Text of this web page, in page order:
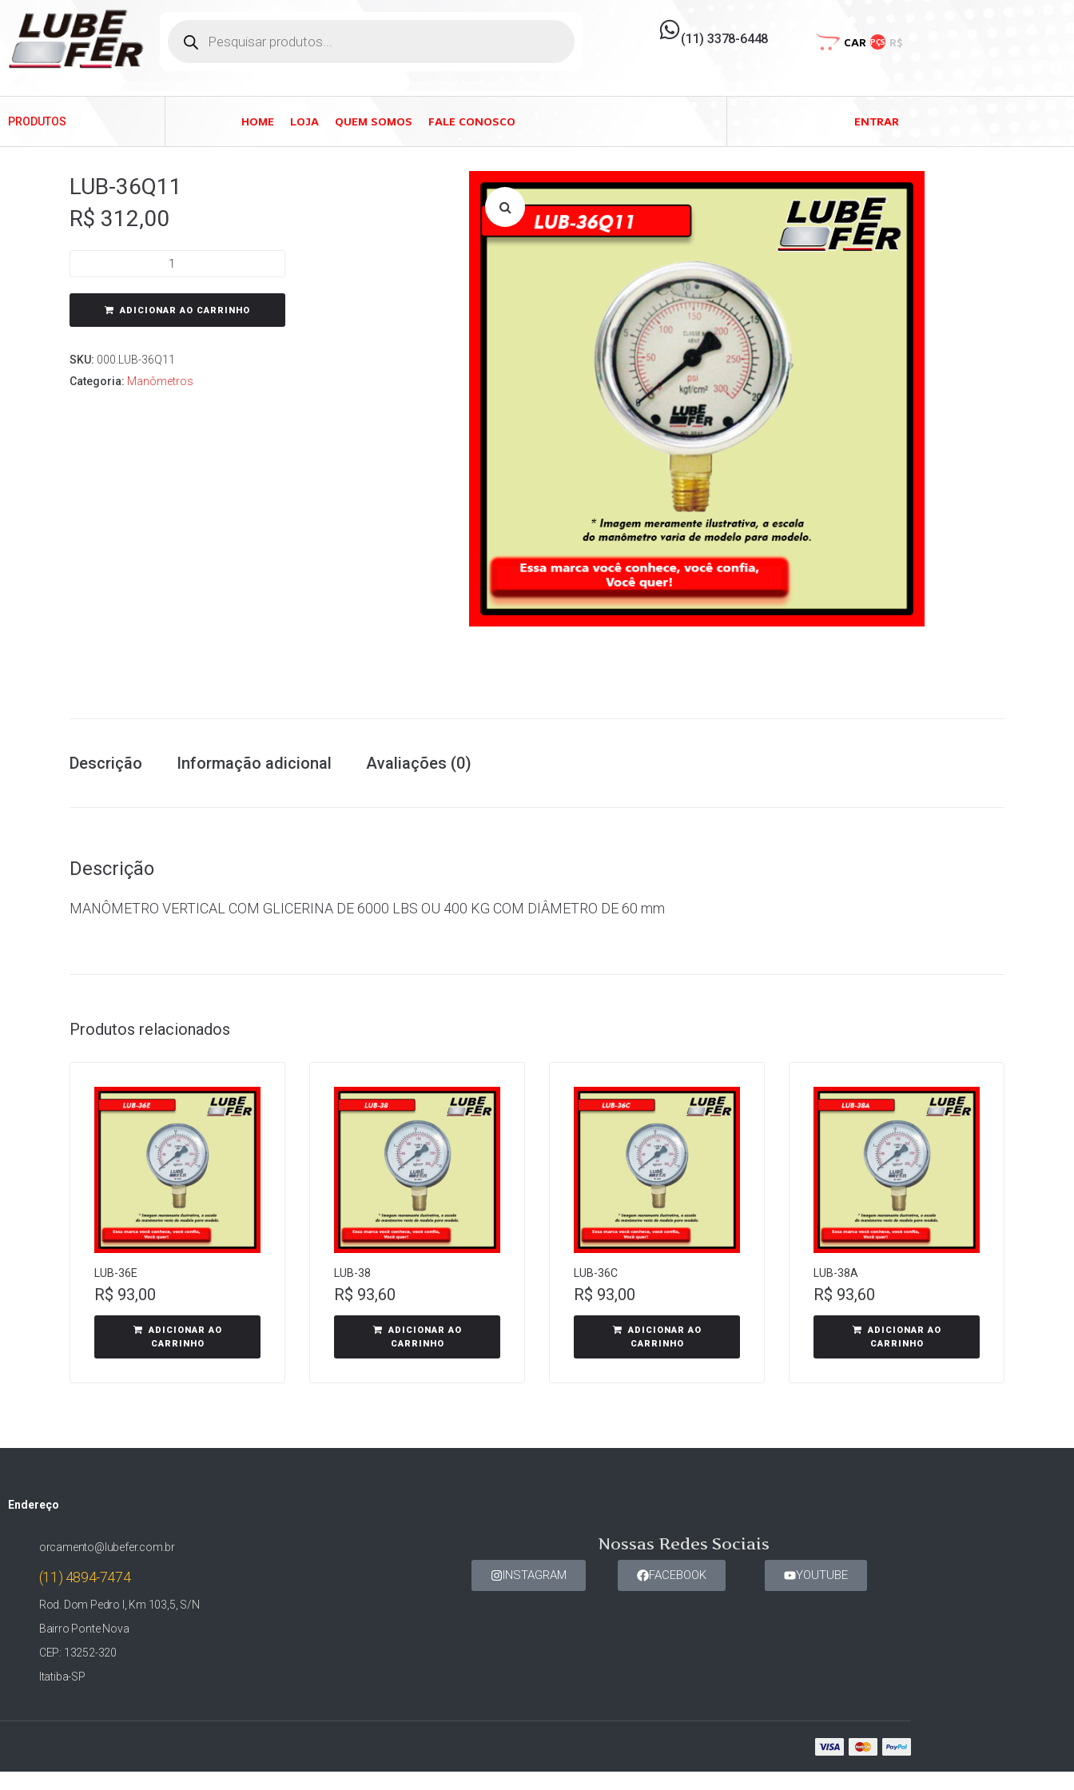
(11) 3378-6448 CAR PÇS R$
PRODUTOS HOME LOJA QUEM SOMOS FALE CONOSCO ENTRAR
LUB-36Q11
R$ 312,00
ADICIONAR AO CARRINHO
SKU: 000.LUB-36Q11
Categoria: Manômetros
Descrição Informação adicional Avaliações (0)
Descrição
MANÔMETRO VERTICAL COM GLICERINA DE 6000 LBS OU 400 KG COM DIÂMETRO DE 60 mm
Produtos relacionados
LUB-36E
R$ 93,00
ADICIONAR AO
CARRINHO
LUB-38
R$ 93,60
ADICIONAR AO
CARRINHO
LUB-36C
R$ 93,00
ADICIONAR AO
CARRINHO
LUB-38A
R$ 93,60
ADICIONAR AO
CARRINHO
Endereço
orcamento@lubefer.com.br
(11) 4894-7474
Rod. Dom Pedro I, Km 103,5, S/N
Bairro Ponte Nova
CEP: 13252-320
Itatiba-SP
Nossas Redes Sociais
INSTAGRAM FACEBOOK YOUTUBE